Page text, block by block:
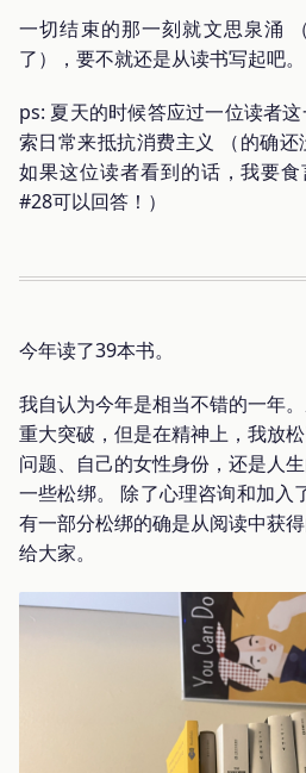
一切结束的那一刻就文思泉涌
了），要不就还是从读书写起吧。
ps: 夏天的时候答应过一位读者
索日常来抵抗消费主义 （的确还
如果这位读者看到的话，我要
#28可以回答！）
今年读了39本书。
我自认为今年是相当不错的一年
重大突破，但是在精神上，我放
问题、自己的女性身份，还是人
一些松绑。 除了心理咨询和加入
有一部分松绑的确是从阅读中获
给大家。